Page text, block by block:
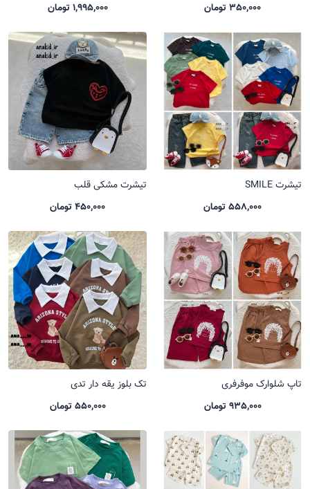
350,000 تومان
1,995,000 تومان
تیشرت SMILE
558,000 تومان
تیشرت مشکی قلب
450,000 تومان
تاپ شلوارک موفرفری
935,000 تومان
تک بلوز یقه دار تدی
550,000 تومان